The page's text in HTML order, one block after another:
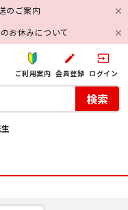
のご案内
お休みについて
ご利用案内
create
会員登録
input
ログイン
検索